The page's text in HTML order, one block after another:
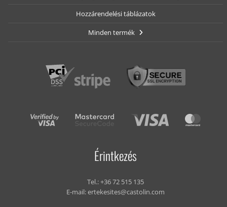
Hozzárendelési táblázatok
Minden termék
Érintkezés
Tel.:+36 72 515 135
E-mail:ertekesites@castolin.com